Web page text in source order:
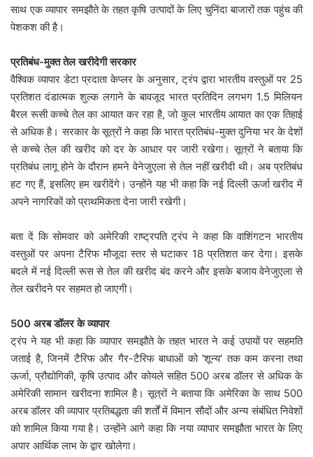
साथ एक व्यापार समझौते के तहत कृषि उत्पादों के लिए चुनिंदा बाजारों तक पहुंच की
पेशकश की है।
प्रतिबंध-मुक्त तेल खरीदेगी सरकार
वैश्विक व्यापार डेटा प्रदाता केप्लर के अनुसार, ट्रंप द्वारा भारतीय वस्तुओं पर 25
प्रतिशत दंडात्मक शुल्क लगाने के बावजूद भारत प्रतिदिन लगभग 1.5 मिलियन
बैरल रूसी कच्चे तेल का आयात कर रहा है, जो कुल भारतीय आयात का एक तिहाई
से अधिक है। सरकार के सूत्रों ने कहा कि भारत प्रतिबंध-मुक्त दुनिया भर के देशों
से कच्चे तेल की खरीद को दर के आधार पर जारी रखेगा। सूत्रों ने बताया कि
प्रतिबंध लागू होने के दौरान हमने वेनेजुएला से तेल नहीं खरीदी थी। अब प्रतिबंध
हट गए हैं, इसलिए हम खरीदेंगे। उन्होंने यह भी कहा कि नई दिल्ली ऊर्जा खरीद में
अपने नागरिकों को प्राथमिकता देना जारी रखेगी।
बता दें कि सोमवार को अमेरिकी राष्ट्रपति ट्रंप ने कहा कि वाशिंगटन भारतीय
वस्तुओं पर अपना टैरिफ मौजूदा स्तर से घटाकर 18 प्रतिशत कर देगा। इसके
बदले में नई दिल्ली रूस से तेल की खरीद बंद करने और इसके बजाय वेनेजुएला से
तेल खरीदने पर सहमत हो जाएगी।
500 अरब डॉलर के व्यापार
ट्रंप ने यह भी कहा कि व्यापार समझौते के तहत भारत ने कई उपायों पर सहमति
जताई है, जिनमें टैरिफ और गैर-टैरिफ बाधाओं को 'शून्य' तक कम करना तथा
ऊर्जा, प्रौद्योगिकी, कृषि उत्पाद और कोयले सहित 500 अरब डॉलर से अधिक के
अमेरिकी सामान खरीदना शामिल है। सूत्रों ने बताया कि अमेरिका के साथ 500
अरब डॉलर की व्यापार प्रतिबद्धता की शर्तों में विमान सौदों और अन्य संबंधित निवेशों
को शामिल किया गया है। उन्होंने आगे कहा कि नया व्यापार समझौता भारत के लिए
अपार आर्थिक लाभ के द्वार खोलेगा।